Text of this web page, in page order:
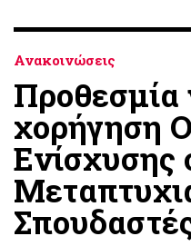
Ανακοινώσεις
Προθεσμία
χορήγηση
Ενίσχυσης